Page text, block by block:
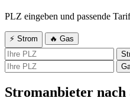
PLZ eingeben und passende
⚡ Strom
🔥 Gas
Stromanbieter nach